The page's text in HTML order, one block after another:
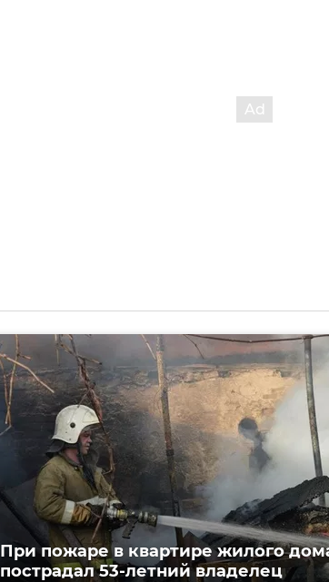
При пожаре в квартире жилого
пострадал 53-летний владелец